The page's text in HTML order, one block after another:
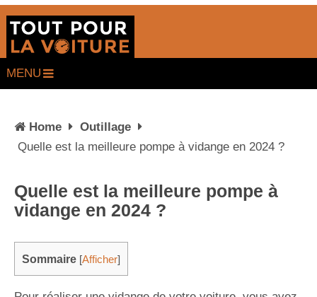
MENU
Home
Outillage
Quelle est la meilleure pompe à vidange en 2024 ?
Quelle est la meilleure pompe à
vidange en 2024 ?
Sommaire [Afficher]